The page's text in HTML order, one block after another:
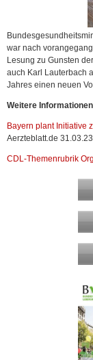
war nach
Lesung zu Gunsten
auch Karl Lauterbach
Jahres einen neuen
Weitere
Bayern plant Initiative
Aerzteblatt.de 31.03.23
CDL-Themenrubrik